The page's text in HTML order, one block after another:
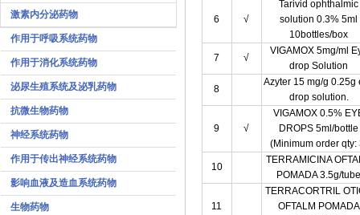
激素内分泌药物
作用于呼吸系统药物
作用于消化系统药物
泌尿生殖系统及泌乳药物
抗微生物药物
神经系统药物
作用于传出神经系统药物
影响血液及造血系统药物
生物药物
6 √
Tarivid ophthalmic
solution 0.3% 5ml
10bottles/box
7 √
VIGAMOX 5mg/ml
drop Solution
8
Azyter 15 mg/g 0.25g
drop solution.
9 √
VIGAMOX 0.5%
DROPS 5ml/bottle
(Minimum order qty:
10
TERRAMICINA
POMADA 3.5g/
11
TERRACORTRIL
OFTALM POMADA